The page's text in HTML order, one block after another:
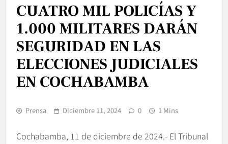
CUATRO MIL POLICÍAS Y
1.000 MILITARES DARÁN
SEGURIDAD EN LAS
ELECCIONES JUDICIALES
EN COCHABAMBA
Prensa Diciembre 11, 2024 0 1 Mins
Cochabamba, 11 de diciembre de 2024.- El Tribunal